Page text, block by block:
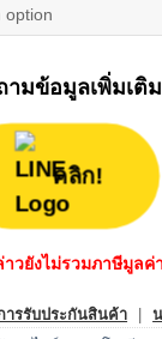
ามข้อมูลเพิ่มเติม
คลิก!
าวยังไม่รวมภาษีมูลค่
ารรับประกันสินค้า